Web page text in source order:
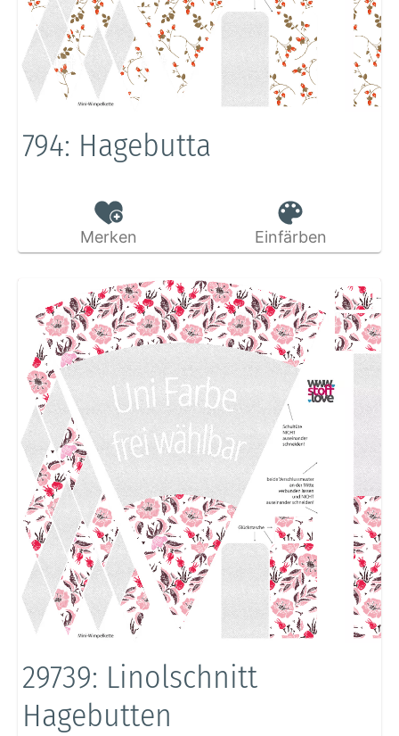
794: Hagebutta
Merken Einfärben
29739: Linolschnitt
Hagebutten